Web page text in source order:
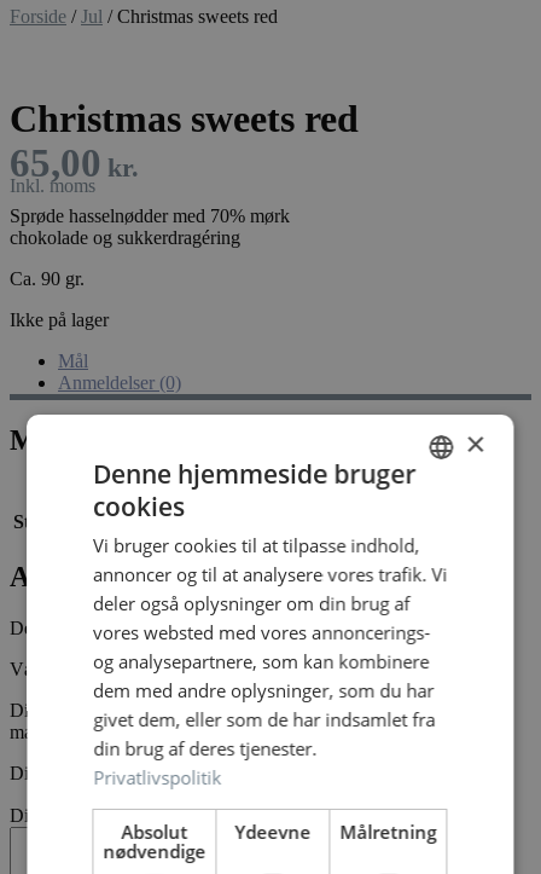
Forside /Jul / Christmas sweets red
Christmas sweets red
65,00 kr.
Sprøde hasselnødder med 70% mørk
chokolade og sukkerdragéring
Ca. 90 gr.
Ikke på lager
Mål
Anmeldelser (0)
Mål
0,111 kg
Størrelse
7 × 4 × 16,5 cm
Anmeldelser
Der er endnu ikke nogle anmeldelser.
Vær den første til at anmelde “Christmas sweets red”
Din e-mailadresse vil ikke blive publiceret.
Krævede felter er
markeret med*
Din bedømmelse*
Din anmeldelse*
DANISH
×
Denne hjemmeside bruger
cookies
Vi bruger cookies til at tilpasse indhold,
annoncer og til at analysere vores trafik. Vi
deler også oplysninger om din brug af
vores websted med vores annoncerings-
og analysepartnere, som kan kombinere
dem med andre oplysninger, som du har
givet dem, eller som de har indsamlet fra
din brug af deres tjenester.
Privatlivspolitik
Absolut
nødvendige
Ydeevne Målretning